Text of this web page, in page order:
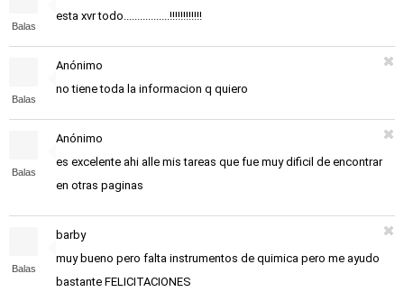
Balas
esta xvr todo.................!!!!!!!!!!!!
Balas
Anónimo
no tiene toda la informacion q quiero
Balas
Anónimo
es excelente ahi alle mis tareas que fue muy dificil de encontrar
en otras paginas
Balas
barby
muy bueno pero falta instrumentos de quimica pero me ayudo
bastante FELICITACIONES